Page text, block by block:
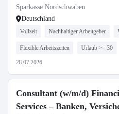
Sparkasse Nordschwaben
Deutschland
Vollzeit Nachhaltiger Arbeitgeber
Flexible Arbeitszeiten Urlaub >= 30
28.07.2026
Consultant (w/m/d)
Services – Banken,